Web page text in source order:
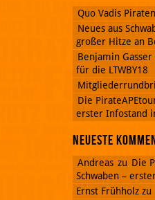
Quo Vadis
Neues aus
großer Hitze an
Benjamin
für die LTWBY18
Die
erster Infostand
Neueste
Andreas zu Die
Schwaben –
Ernst Frühholz zu